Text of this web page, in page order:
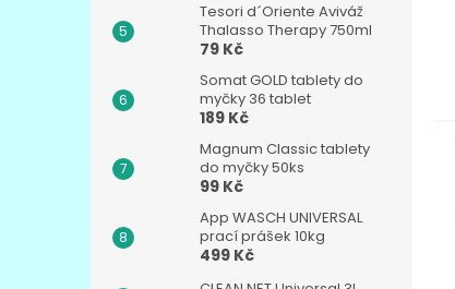
Tesori d´Oriente Aviváž
Thalasso Therapy 750ml
79 Kč
Somat GOLD tablety do
myčky 36 tablet
189 Kč
Magnum Classic tablety
do myčky 50ks
99 Kč
App WASCH UNIVERSAL
prací prášek 10kg
499 Kč